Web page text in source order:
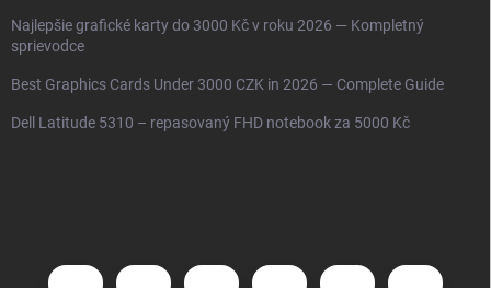
Najlepšie grafické karty do 3000 Kč v roku 2026 — Kompletný
sprievodce
Best Graphics Cards Under 3000 CZK in 2026 — Complete Guide
Dell Latitude 5310 – repasovaný FHD notebook za 5000 Kč